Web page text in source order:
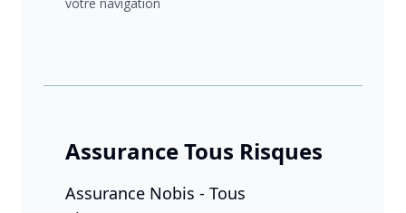
Assurance Tous Risques
Assurance Nobis - Tous